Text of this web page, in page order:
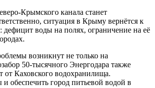
Крымского канала станет
ситуация в Крыму вернётся к
дефицит воды на полях, ограничение на её
возникнут не только на
50-тысячного Энергодара также
от Каховского водохранилища.
обеспечить город питьевой водой в